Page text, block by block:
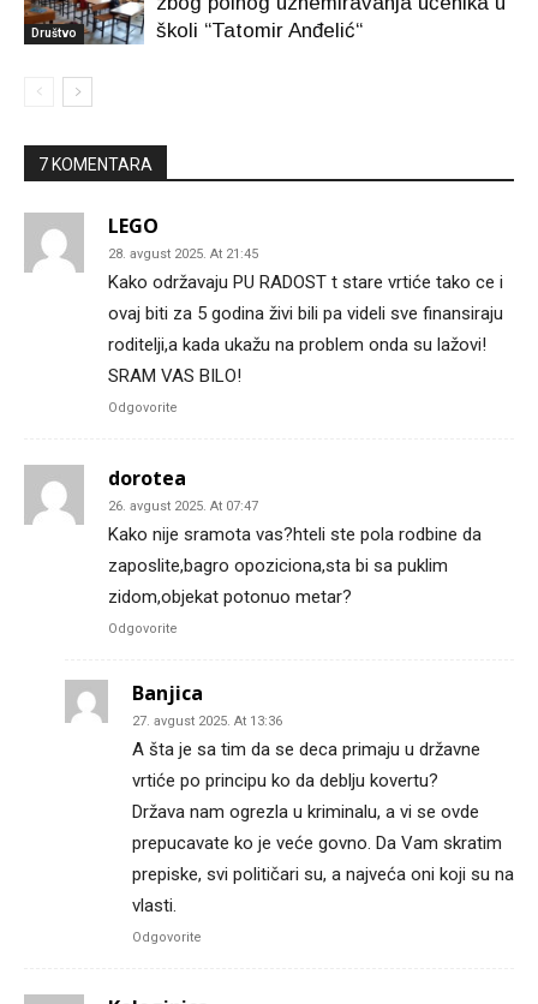
Društvo
školi “Tatomir Anđelić“
7 KOMENTARA
LEGO
28. avgust 2025. At 21:45
Kako održavaju PU RADOST t stare vrtiće tako ce i
ovaj biti za 5 godina živi bili pa videli sve finansiraju
roditelji,a kada ukažu na problem onda su lažovi!
SRAM VAS BILO!
Odgovorite
dorotea
26. avgust 2025. At 07:47
Kako nije sramota vas?hteli ste pola rodbine da
zaposlite,bagro opoziciona,sta bi sa puklim
zidom,objekat potonuo metar?
Odgovorite
Banjica
27. avgust 2025. At 13:36
A šta je sa tim da se deca primaju u državne
vrtiće po principu ko da deblju kovertu?
Država nam ogrezla u kriminalu, a vi se ovde
prepucavate ko je veće govno. Da Vam skratim
prepiske, svi političari su, a najveća oni koji su na
vlasti.
Odgovorite